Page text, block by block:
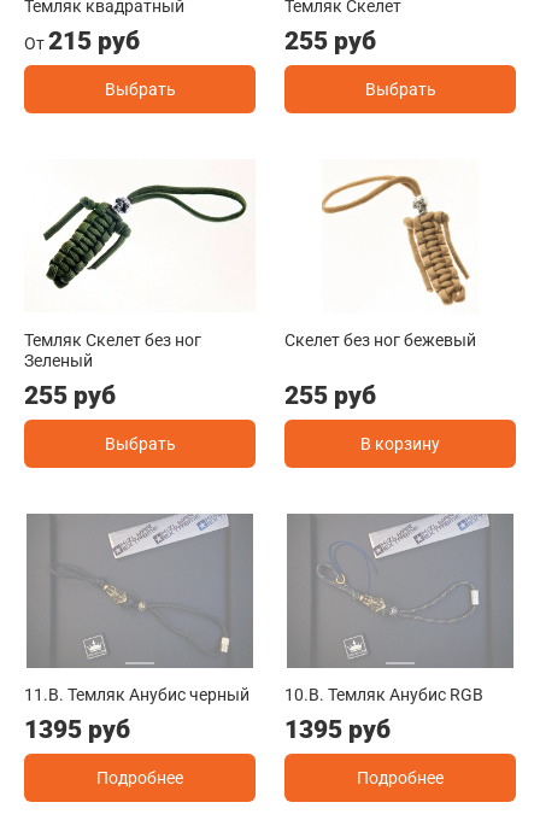
Темляк квадратный
От215 руб
Выбрать
Темляк Скелет
255 руб
Выбрать
Темляк Скелет без ног
Зеленый
255 руб
Выбрать
Скелет без ног бежевый
255 руб
В корзину
11.B. Темляк Анубис черный
1395 руб
Подробнее
10.B. Темляк Анубис RGB
1395 руб
Подробнее